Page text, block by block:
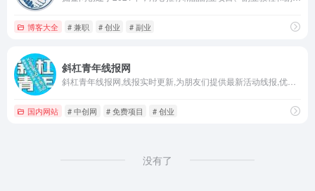
博客大全 # 兼职 # 创业 # 副业
斜杠青年线报网
国内网站 # 中创网 # 免费项目 # 创业
没有了